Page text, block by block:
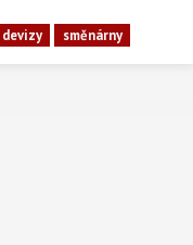
devizy směnárny